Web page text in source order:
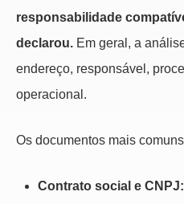
responsabilidade
declarou. Em geral, a
endereço, responsável,
operacional.
Os documentos mais
Contrato social e CNPJ: